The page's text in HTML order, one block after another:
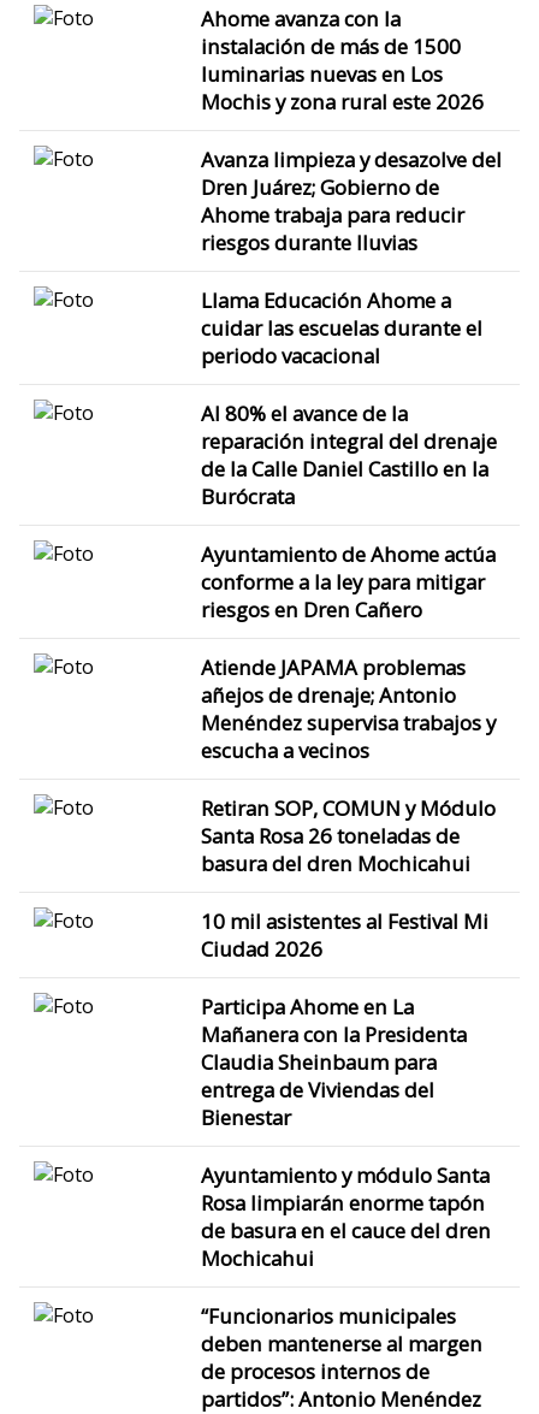
Ahome avanza con la
instalación de más de 1500
luminarias nuevas en Los
Mochis y zona rural este 2026
Avanza limpieza y desazolve del
Dren Juárez; Gobierno de
Ahome trabaja para reducir
riesgos durante lluvias
Llama Educación Ahome a
cuidar las escuelas durante el
periodo vacacional
Al 80% el avance de la
reparación integral del drenaje
de la Calle Daniel Castillo en la
Burócrata
Ayuntamiento de Ahome actúa
conforme a la ley para mitigar
riesgos en Dren Cañero
Atiende JAPAMA problemas
añejos de drenaje; Antonio
Menéndez supervisa trabajos y
escucha a vecinos
Retiran SOP, COMUN y Módulo
Santa Rosa 26 toneladas de
basura del dren Mochicahui
10 mil asistentes al Festival Mi
Ciudad 2026
Participa Ahome en La
Mañanera con la Presidenta
Claudia Sheinbaum para
entrega de Viviendas del
Bienestar
Ayuntamiento y módulo Santa
Rosa limpiarán enorme tapón
de basura en el cauce del dren
Mochicahui
“Funcionarios municipales
deben mantenerse al margen
de procesos internos de
partidos”: Antonio Menéndez